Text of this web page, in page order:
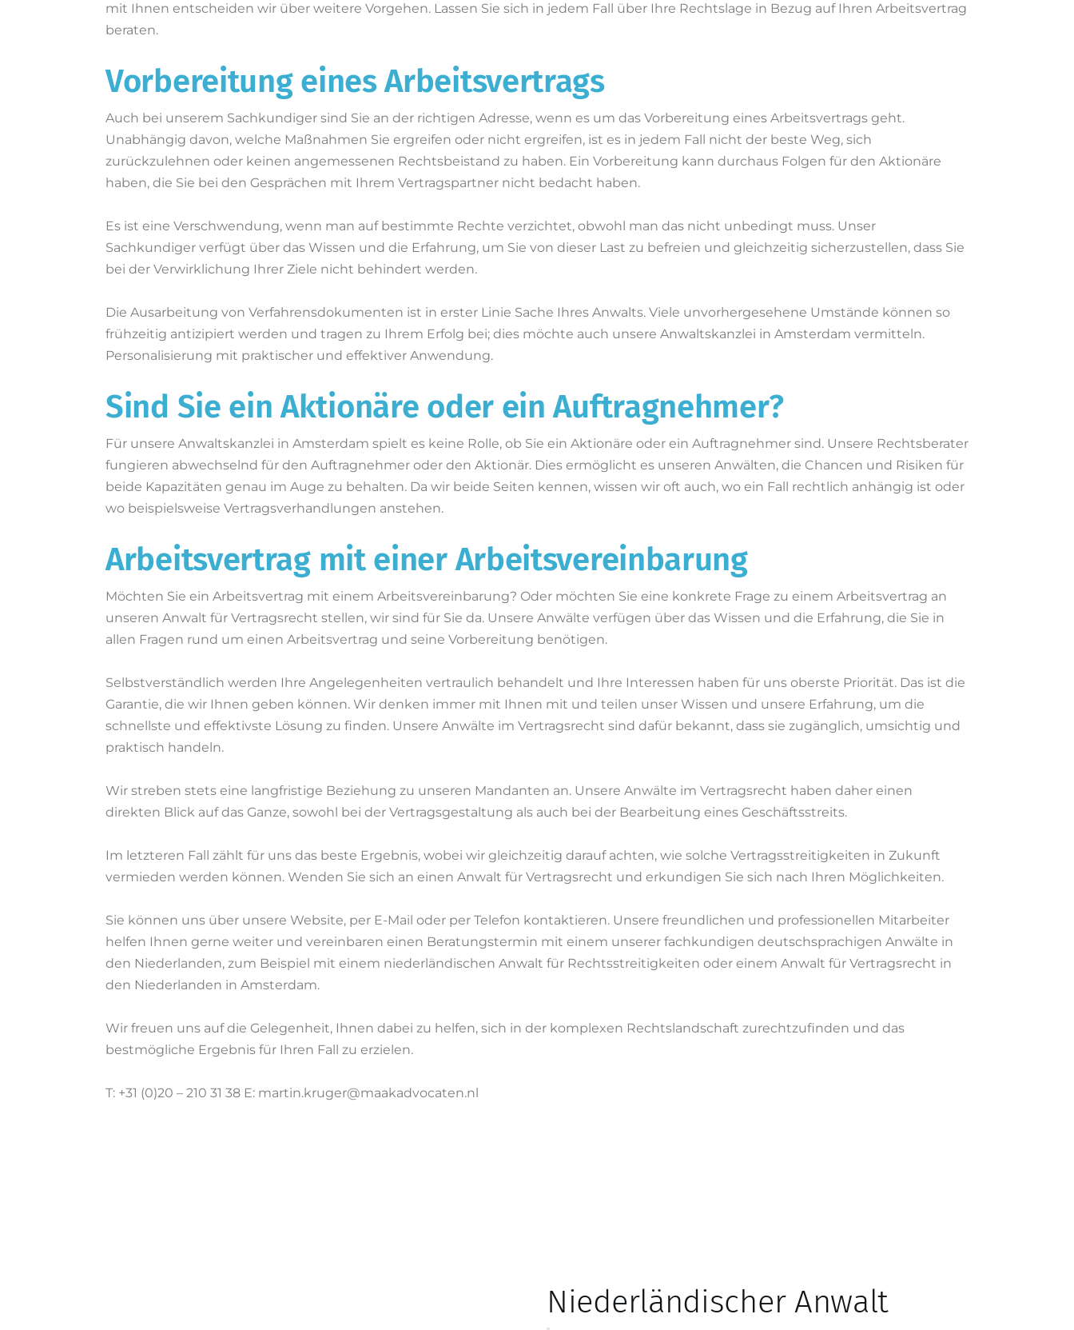
mit Ihnen entscheiden wir über weitere Vorgehen. Lassen Sie sich in jedem Fall über Ihre Rechtslage in Bezug auf Ihren Arbeitsvertrag
beraten.
Vorbereitung eines Arbeitsvertrags
Auch bei unserem Sachkundiger sind Sie an der richtigen Adresse, wenn es um das Vorbereitung eines Arbeitsvertrags geht.
Unabhängig davon, welche Maßnahmen Sie ergreifen oder nicht ergreifen, ist es in jedem Fall nicht der beste Weg, sich
zurückzulehnen oder keinen angemessenen Rechtsbeistand zu haben. Ein Vorbereitung kann durchaus Folgen für den Aktionäre
haben, die Sie bei den Gesprächen mit Ihrem Vertragspartner nicht bedacht haben.
Es ist eine Verschwendung, wenn man auf bestimmte Rechte verzichtet, obwohl man das nicht unbedingt muss. Unser
Sachkundiger verfügt über das Wissen und die Erfahrung, um Sie von dieser Last zu befreien und gleichzeitig sicherzustellen, dass Sie
bei der Verwirklichung Ihrer Ziele nicht behindert werden.
Die Ausarbeitung von Verfahrensdokumenten ist in erster Linie Sache Ihres Anwalts. Viele unvorhergesehene Umstände können so
frühzeitig antizipiert werden und tragen zu Ihrem Erfolg bei; dies möchte auch unsere Anwaltskanzlei in Amsterdam vermitteln.
Personalisierung mit praktischer und effektiver Anwendung.
Sind Sie ein Aktionäre oder ein Auftragnehmer?
Für unsere Anwaltskanzlei in Amsterdam spielt es keine Rolle, ob Sie ein Aktionäre oder ein Auftragnehmer sind. Unsere Rechtsberater
fungieren abwechselnd für den Auftragnehmer oder den Aktionär. Dies ermöglicht es unseren Anwälten, die Chancen und Risiken für
beide Kapazitäten genau im Auge zu behalten. Da wir beide Seiten kennen, wissen wir oft auch, wo ein Fall rechtlich anhängig ist oder
wo beispielsweise Vertragsverhandlungen anstehen.
Arbeitsvertrag mit einer Arbeitsvereinbarung
Möchten Sie ein Arbeitsvertrag mit einem Arbeitsvereinbarung? Oder möchten Sie eine konkrete Frage zu einem Arbeitsvertrag an
unseren Anwalt für Vertragsrecht stellen, wir sind für Sie da. Unsere Anwälte verfügen über das Wissen und die Erfahrung, die Sie in
allen Fragen rund um einen Arbeitsvertrag und seine Vorbereitung benötigen.
Selbstverständlich werden Ihre Angelegenheiten vertraulich behandelt und Ihre Interessen haben für uns oberste Priorität. Das ist die
Garantie, die wir Ihnen geben können. Wir denken immer mit Ihnen mit und teilen unser Wissen und unsere Erfahrung, um die
schnellste und effektivste Lösung zu finden. Unsere Anwälte im Vertragsrecht sind dafür bekannt, dass sie zugänglich, umsichtig und
praktisch handeln.
Wir streben stets eine langfristige Beziehung zu unseren Mandanten an. Unsere Anwälte im Vertragsrecht haben daher einen
direkten Blick auf das Ganze, sowohl bei der Vertragsgestaltung als auch bei der Bearbeitung eines Geschäftsstreits.
Im letzteren Fall zählt für uns das beste Ergebnis, wobei wir gleichzeitig darauf achten, wie solche Vertragsstreitigkeiten in Zukunft
vermieden werden können. Wenden Sie sich an einen Anwalt für Vertragsrecht und erkundigen Sie sich nach Ihren Möglichkeiten.
Sie können uns über unsere Website, per E-Mail oder per Telefon kontaktieren. Unsere freundlichen und professionellen Mitarbeiter
helfen Ihnen gerne weiter und vereinbaren einen Beratungstermin mit einem unserer fachkundigen deutschsprachigen Anwälte in
den Niederlanden, zum Beispiel mit einem niederländischen Anwalt für Rechtsstreitigkeiten oder einem Anwalt für Vertragsrecht in
den Niederlanden in Amsterdam.
Wir freuen uns auf die Gelegenheit, Ihnen dabei zu helfen, sich in der komplexen Rechtslandschaft zurechtzufinden und das
bestmögliche Ergebnis für Ihren Fall zu erzielen.
T: +31 (0)20 – 210 31 38 E: martin.kruger@maakadvocaten.nl
Niederländischer Anwalt